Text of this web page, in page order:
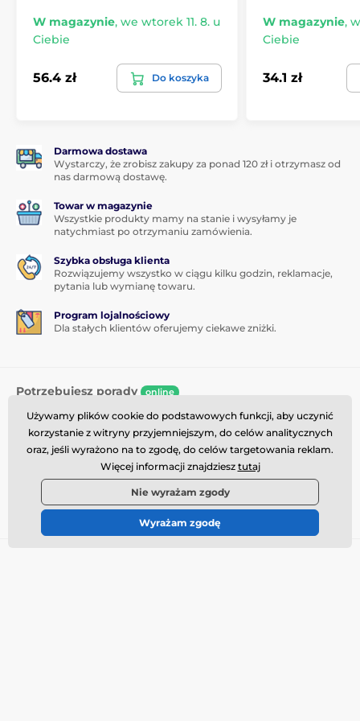
kolorowej krawędzi)
Powłoka oleofobowa: Tak
Superelastyczny, niewidoczny, zapewnia doskonałą
jakość obrazu
Wilgotna ściereczka
Sucha ściereczka
Samoprzylepne naklejki przeciwkurzowe
W magazynie, we wtorek 11. 8. u
Ciebie
56.4 zł Do koszyka
W magazynie,
Ciebie
34.1 zł
Darmowa dostawa
Wystarczy, że zrobisz zakupy za ponad 120 zł i otrzymasz od
nas darmową dostawę.
Towar w magazynie
Wszystkie produkty mamy na stanie i wysyłamy je
natychmiast po otrzymaniu zamówienia.
Szybka obsługa klienta
Rozwiązujemy wszystko w ciągu kilku godzin, reklamacje,
pytania lub wymianę towaru.
Program lojalnościowy
Dla stałych klientów oferujemy ciekawe zniżki.
Potrzebujesz porady online
Obsługa klienta jest dostępna
info@momanio.pl
Gdzie nas znaleźć
Używamy plików cookie do podstawowych funkcji, aby uczynić
korzystanie z witryny przyjemniejszym, do celów analitycznych
oraz, jeśli wyrażono na to zgodę, do celów targetowania reklam.
Więcej informacji znajdziesz tutaj
Nie wyrażam zgody
Wyrażam zgodę